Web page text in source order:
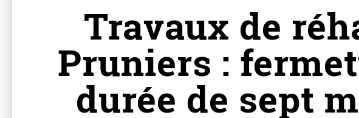
Travaux de
Pruniers :
durée de sept